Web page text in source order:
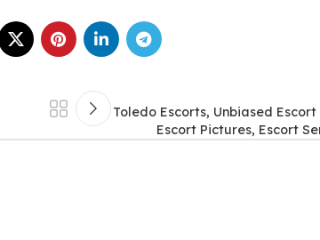
Toledo Escorts, Unbiased
Escort Pictures, Escort